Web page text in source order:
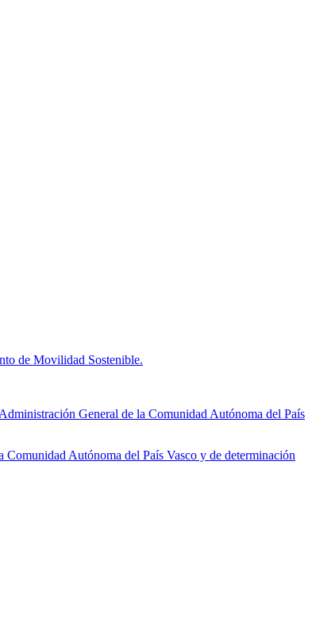
de Movilidad Sostenible.
General de la Comunidad Autónoma del País
Autónoma del País Vasco y de determinación